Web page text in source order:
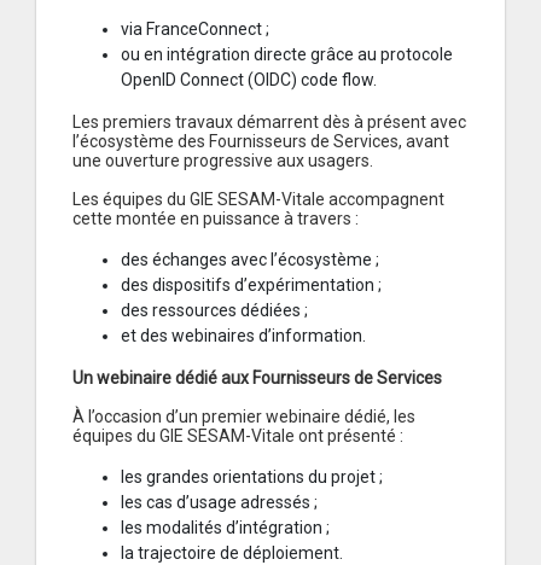
via FranceConnect ;
ou en intégration directe grâce au protocole
OpenID Connect (OIDC) code flow.
Les premiers travaux démarrent dès à présent avec
l’écosystème des Fournisseurs de Services, avant
une ouverture progressive aux usagers.
Les équipes du GIE SESAM-Vitale accompagnent
cette montée en puissance à travers :
des échanges avec l’écosystème ;
des dispositifs d’expérimentation ;
des ressources dédiées ;
et des webinaires d’information.
Un webinaire dédié aux Fournisseurs de Services
À l’occasion d’un premier webinaire dédié, les
équipes du GIE SESAM-Vitale ont présenté :
les grandes orientations du projet ;
les cas d’usage adressés ;
les modalités d’intégration ;
la trajectoire de déploiement.